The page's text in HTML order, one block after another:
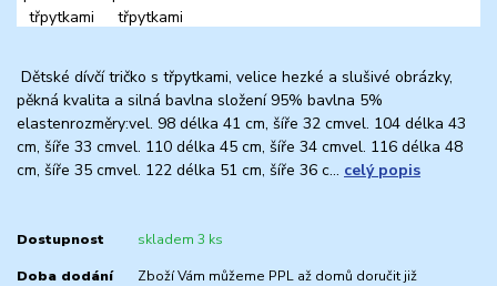
Dětské dívčí tričko s třpytkami, velice hezké a slušivé obrázky,
pěkná kvalita a silná bavlna složení 95% bavlna 5%
elastenrozměry:vel. 98 délka 41 cm, šíře 32 cmvel. 104 délka 43
cm, šíře 33 cmvel. 110 délka 45 cm, šíře 34 cmvel. 116 délka 48
cm, šíře 35 cmvel. 122 délka 51 cm, šíře 36 c... celý popis
Dostupnost skladem 3 ks
Doba dodání
Zboží Vám můžeme PPL až domů doručit již